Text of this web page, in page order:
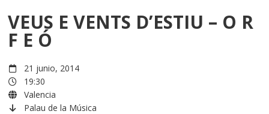
VEUS E VENTS D’ESTIU – O R
F E Ó
21 junio, 2014
19:30
Valencia
Palau de la Música